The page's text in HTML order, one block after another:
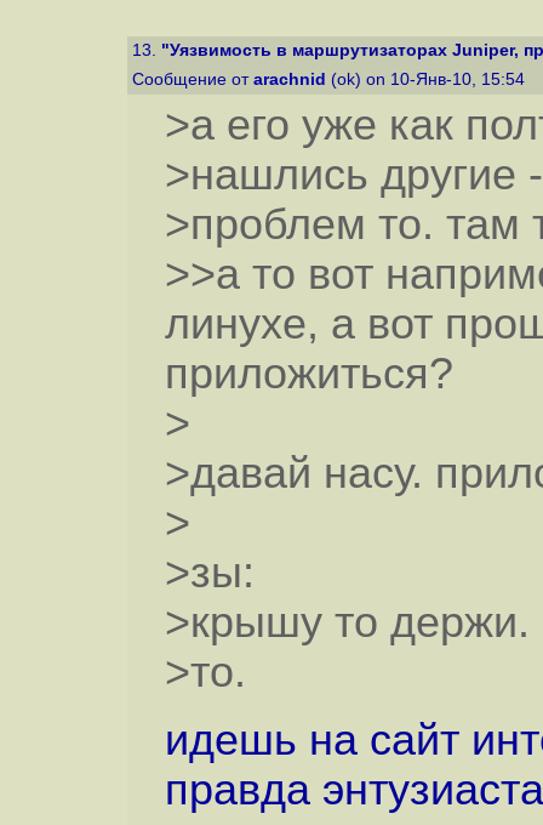
13. "Уязвимость в маршрутизаторах Juniper,
Сообщение от arachnid (ok) on 10-Янв-10, 15:54
>а его уже как
>нашлись другие
>проблем то. там
>>а то вот
линухе, а вот
приложиться?
>
>давай насу.
>
>зы:
>крышу то держи.
>то.
идешь на сайт
правда